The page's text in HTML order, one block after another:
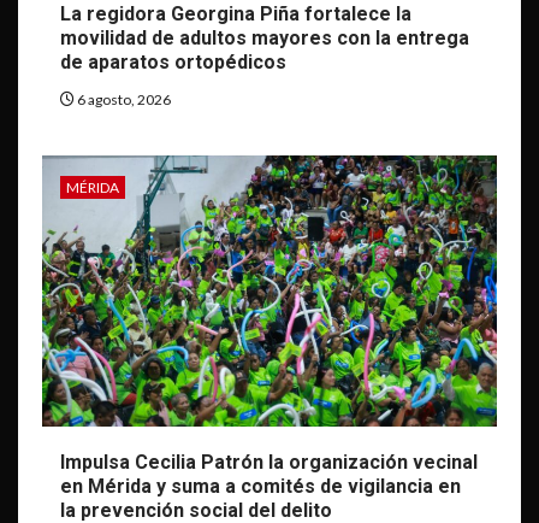
La regidora Georgina Piña fortalece la
movilidad de adultos mayores con la entrega
de aparatos ortopédicos
6 agosto, 2026
MÉRIDA
Impulsa Cecilia Patrón la organización vecinal
en Mérida y suma a comités de vigilancia en
la prevención social del delito